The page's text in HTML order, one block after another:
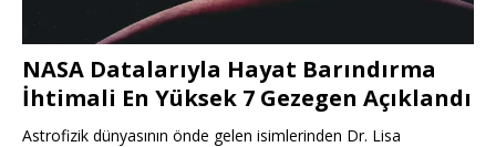
NASA Datalarıyla Hayat Barındırma
İhtimali En Yüksek 7 Gezegen Açıklandı
Astrofizik dünyasının önde gelen isimlerinden Dr. Lisa